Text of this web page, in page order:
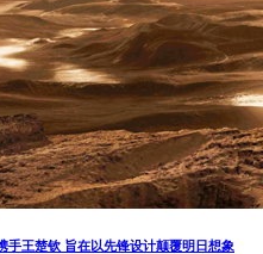
王楚钦 旨在以先锋设计颠覆明日想象